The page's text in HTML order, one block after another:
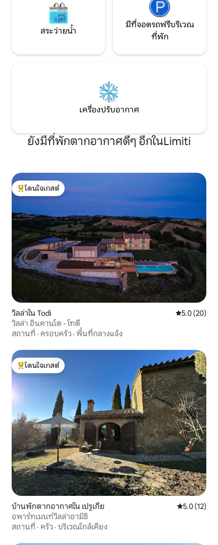
สระว่ายน้ำ
มีที่จอดรถฟรีบริเวณ
ที่พัก
เครื่องปรับอากาศ
ยังมีที่พักตากอากาศดีๆ อีกในLimiti
โดนใจเกสต์ที่สุด
โดนใจเกสต์
วิลล่าใน Todi คะแนนเฉลี่ย
5.0 (20)
วิลล่า อินคานโต - โทดี
สถานที่ · ครอบครัว · พื้นที่กลางแจ้ง
โดนใจเกสต์ที่สุด
โดนใจเกสต์
บ้านพักตากอากาศใน เปรูเกีย คะแนนเฉลี่ย
5.0 (12)
อพาร์ทเมนท์วิลล่าอามิชิ
สถานที่ · ครัว · บริเวณใกล้เคียง